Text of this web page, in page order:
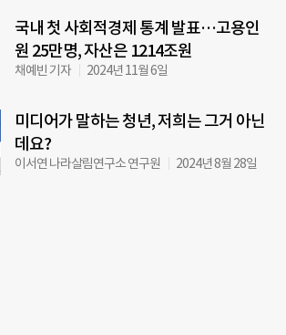
국내 첫 사회적경제 통계 발표…고용인
원 25만명, 자산은 1214조원
채예빈 기자 2024년 11월 6일
미디어가 말하는 청년, 저희는 그거 아닌
데요?
이서연 나라살림연구소 연구원 2024년 8월 28일